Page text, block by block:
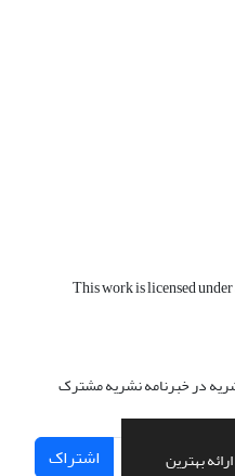
بهترین
This work is licensed
در خبرنامه نشریه مشترک
اشتراک